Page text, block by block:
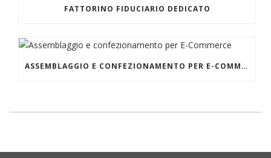
FATTORINO FIDUCIARIO DEDICATO
ASSEMBLAGGIO E CONFEZIONAMENTO PER E-COMMERCE